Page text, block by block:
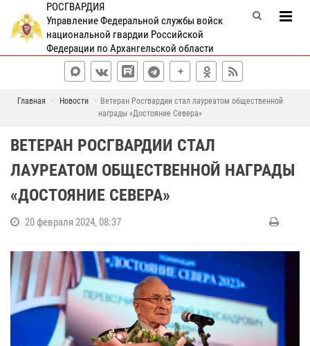
РОСГВАРДИЯ
Управление Федеральной службы войск
национальной гвардии Российской
Федерации по Архангельской области
Главная Новости
Ветеран Росгвардии стал лауреатом общественной
награды «Достояние Севера»
ВЕТЕРАН РОСГВАРДИИ СТАЛ
ЛАУРЕАТОМ ОБЩЕСТВЕННОЙ НАГРАДЫ
«ДОСТОЯНИЕ СЕВЕРА»
20 февраля 2024, 08:37